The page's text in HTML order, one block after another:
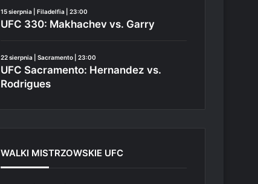
15 sierpnia | Filadelfia | 23:00
UFC 330: Makhachev vs. Garry
22 sierpnia | Sacramento | 23:00
UFC Sacramento: Hernandez vs.
Rodrigues
WALKI MISTRZOWSKIE UFC